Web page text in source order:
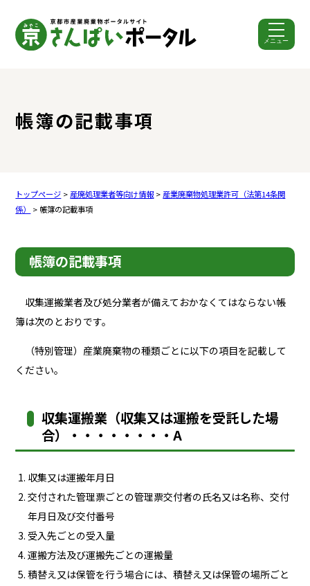
メニュー
帳簿の記載事項
トップページ > 産廃処理業者等向け情報> 産業廃棄物処理業許可（法第14条関
係）
> 帳簿の記載事項
帳簿の記載事項
収集運搬業者及び処分業者が備えておかなくてはならない帳
簿は次のとおりです。
（特別管理）産業廃棄物の種類ごとに以下の項目を記載して
ください。
収集運搬業（収集又は運搬を受託した場
合）・・・・・・・・A
収集又は運搬年月日
交付された管理票ごとの管理票交付者の氏名又は名称、交付
年月日及び交付番号
受入先ごとの受入量
運搬方法及び運搬先ごとの運搬量
積替え又は保管を行う場合には、積替え又は保管の場所ごと